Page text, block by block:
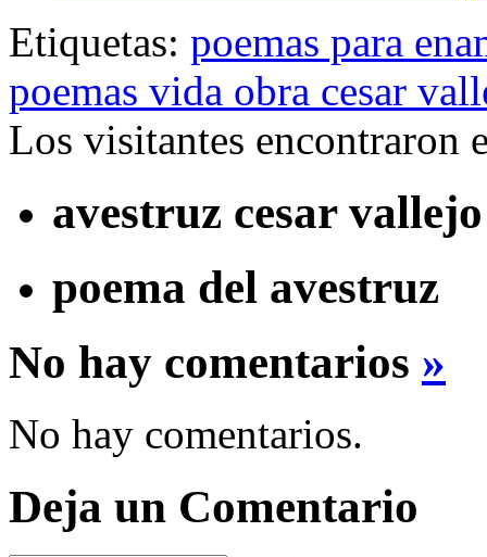
Etiquetas: poemas para
poemas vida obra cesar
Los visitantes encontraron
avestruz cesar vallejo
poema del avestruz
No hay comentarios »
No hay comentarios.
Deja un Comentario